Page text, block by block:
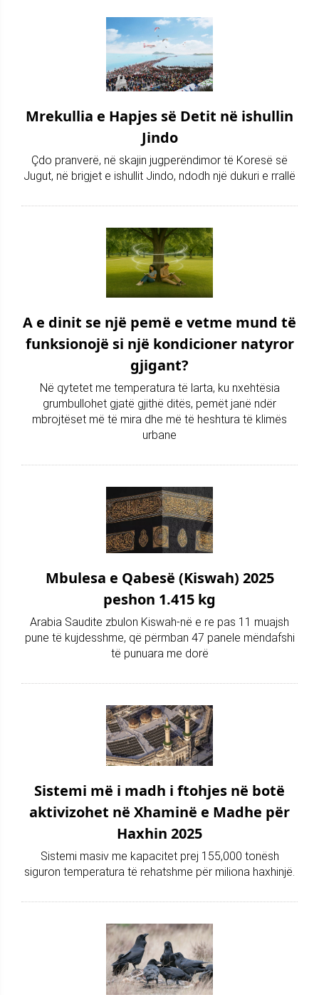
Mrekullia e Hapjes së Detit në ishullin
Jindo
Çdo pranverë, në skajin jugperëndimor të Koresë së
Jugut, në brigjet e ishullit Jindo, ndodh një dukuri e rrallë
A e dinit se një pemë e vetme mund të
funksionojë si një kondicioner natyror
gjigant?
Në qytetet me temperatura të larta, ku nxehtësia
grumbullohet gjatë gjithë ditës, pemët janë ndër
mbrojtëset më të mira dhe më të heshtura të klimës
urbane
Mbulesa e Qabesë (Kiswah) 2025
peshon 1.415 kg
Arabia Saudite zbulon Kiswah-në e re pas 11 muajsh
pune të kujdesshme, që përmban 47 panele mëndafshi
të punuara me dorë
Sistemi më i madh i ftohjes në botë
aktivizohet në Xhaminë e Madhe për
Haxhin 2025
Sistemi masiv me kapacitet prej 155,000 tonësh
siguron temperatura të rehatshme për miliona haxhinjë.